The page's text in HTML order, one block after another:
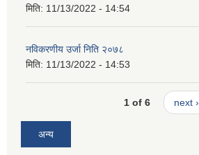
मिति: 11/13/2022 - 14:54
नविकरणीय उर्जा निति २०७८
मिति: 11/13/2022 - 14:53
1 of 6 next ›
अन्य